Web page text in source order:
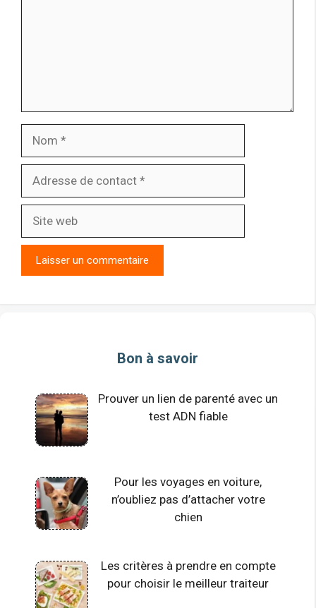
de
contact
web
Bon à savoir
Prouver un lien de parenté avec un
test ADN fiable
Pour les voyages en voiture,
n’oubliez pas d’attacher votre
chien
Les critères à prendre en compte
pour choisir le meilleur traiteur